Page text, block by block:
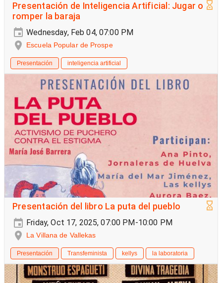
Presentación de Inteligencia Artificial: Jugar o
romper la baraja
Wednesday, Feb 04, 07:00 PM
Escuela Popular de Prospe
Presentación inteligencia artificial
Presentación del libro La puta del pueblo
Friday, Oct 17, 2025, 07:00 PM-10:00 PM
La Villana de Vallekas
Presentación Transfeminista kellys la laboratoria